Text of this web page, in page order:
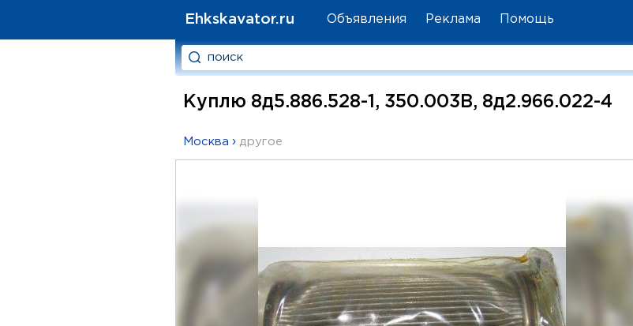
Ehkskavator.ru Объявления Реклама Помощь
Куплю 8д5.886.528-1, 350.003В, 8д2.966.022-4
Москва › другое